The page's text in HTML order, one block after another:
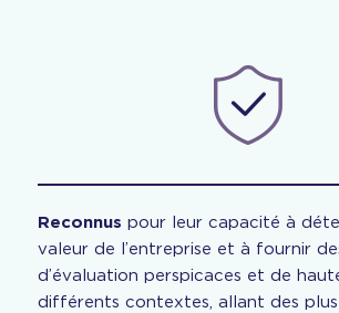
Reconnus pour leur capacité à
valeur de l’entreprise et à fournir
d’évaluation perspicaces et de
différents contextes, allant des plus